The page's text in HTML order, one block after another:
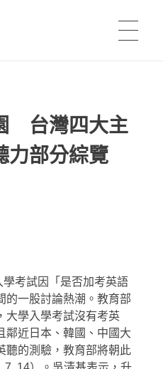
台灣四大主
力部分綜覽
考試因「是否加考英語
的一股討論熱潮。教育部
大學入學考試沒有考英
鄰近日本、韓國、中國大
聽的測驗，教育部將朝此